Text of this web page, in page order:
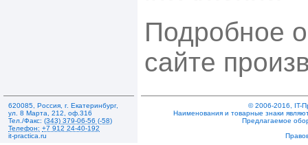
Подробное
сайте
620085 Россия г. Екатеринбург,
ул. 8 Марта, 212
оф.316
Тел./Факс: (343) 379-06-56 (-58)
Телефон: +7 912 24-40-192
it-practica.ru
© 2006-2016, IT-
Наименования и товарные знаки
Предлагаемое